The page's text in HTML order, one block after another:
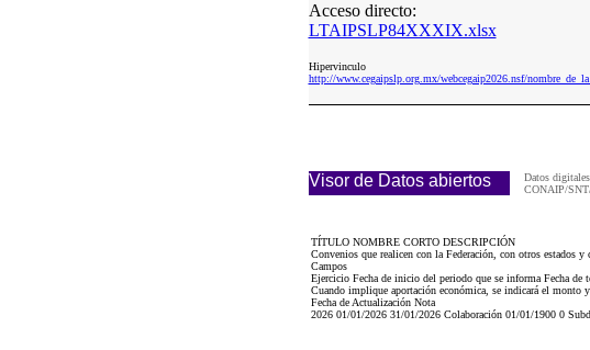
Acceso directo:
LTAIPSLP84XXXIX.xlsx
Hipervinculo
http://www.cegaipslp.org.mx/webcegaip2026.nsf/
Visor de Datos abiertos
Datos
CONAIP/
TÍTULO NOMBRE CORTO DESCRIPCIÓN
Convenios que realicen con la Federación, con otros
Campos
Ejercicio Fecha de inicio del periodo que se informa Fecha de
Cuando implique aportación económica, se indicará el monto
Fecha de Actualización Nota
2026 01/01/2026 31/01/2026 Colaboración 01/01/1900 0